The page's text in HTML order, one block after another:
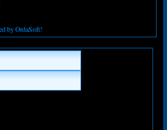
by OrdaSoft!